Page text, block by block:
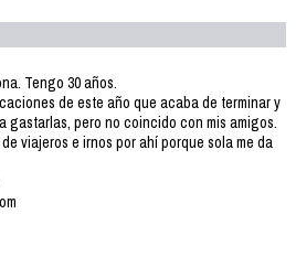
Tengo 30 años.
de este año que acaba de terminar y
gastarlas, pero no coincido con mis amigos.
viajeros e irnos por ahí porque sola me da